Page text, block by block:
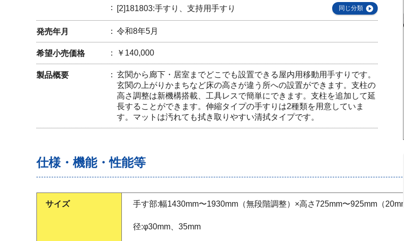
[2]181803:手すり、支持用手すり 同じ分類
発売年月 令和8年5月
希望小売価格 ￥140,000
製品概要
玄関から廊下・居室までどこでも設置できる屋内用移動用手すりです。
玄関の上がりかまちなど床の高さが違う所への設置ができます。支柱の
高さ調整は新機構搭載、工具レスで簡単にできます。支柱を追加して延
長することができます。伸縮タイプの手すりは2種類を用意していま
す。マットは汚れても拭き取りやすい清拭タイプです。
仕様・機能・性能等
サイズ 手す部:幅1430mm〜1930mm（無段階調整）×高さ725mm〜925mm（
径:φ30mm、35mm